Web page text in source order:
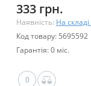
333 грн.
Наявність: На
Код товару: 5695592
Гарантія: 0 міс.
0